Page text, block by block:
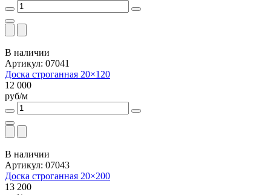
В наличии
Артикул: 07041
Доска строганная 20×120
12 000
руб/м
В наличии
Артикул: 07043
Доска строганная 20×200
13 200